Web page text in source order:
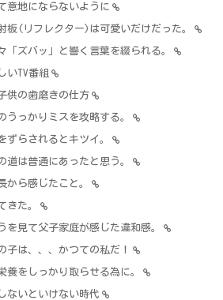
意地にならないように
板(リフレクター)は可愛いだけだった。
「ズバッ」と響く言葉を綴られる。
いTV番組
供の歯磨きの仕方
うっかりミスを攻略する。
ずらされるとキツイ。
道は普通にあったと思う。
から感じたこと。
きた。
を見て父子家庭が感じた違和感。
子は、、、かつての私だ！
養をしっかり取らせる為に。
ないといけない時代